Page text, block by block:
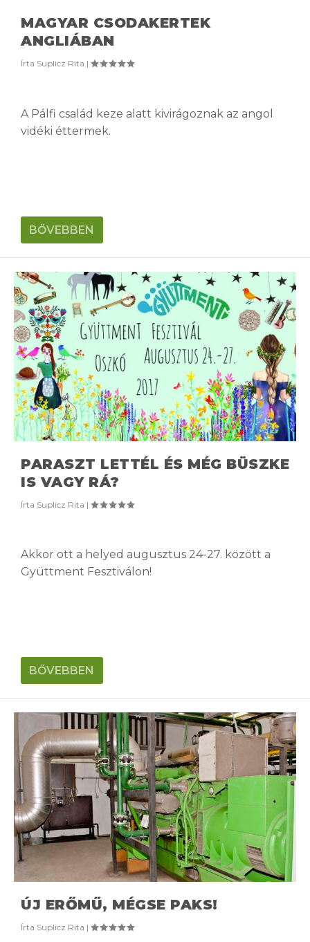
MAGYAR CSODAKERTEK
ANGLIÁBAN
Írta Suplicz Rita |
A Pálfi család keze alatt kivirágoznak az angol
vidéki éttermek.
BŐVEBBEN
PARASZT LETTÉL ÉS MÉG BÜSZKE
IS VAGY RÁ?
Írta Suplicz Rita |
Akkor ott a helyed augusztus 24-27. között a
Gyüttment Fesztiválon!
BŐVEBBEN
ÚJ ERŐMŰ, MÉGSE PAKS!
Írta Suplicz Rita |